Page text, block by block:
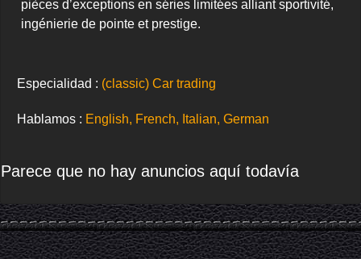
pièces d’exceptions en séries limitées alliant sportivité,
ingénierie de pointe et prestige.
Especialidad : (classic) Car trading
Hablamos : English, French, Italian, German
Parece que no hay anuncios aquí todavía